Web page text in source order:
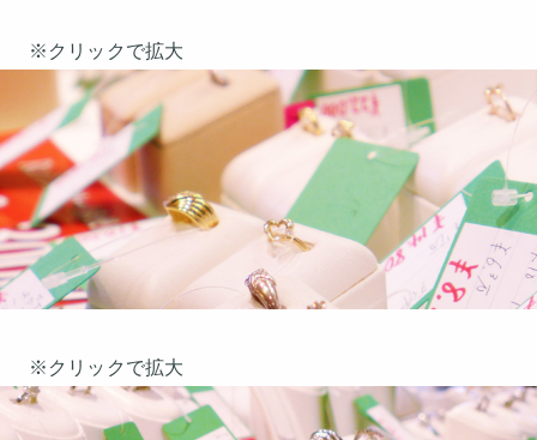
※クリックで拡大
※クリックで拡大